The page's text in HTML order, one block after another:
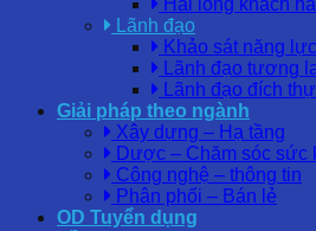
Hài lòng khách
Lãnh đạo
Khảo sát năng
Lãnh đạo tương
Lãnh đạo đích
Giải pháp theo ngành
Xây dựng – Hạ tầng
Dược – Chăm sóc sức
Công nghệ – thông tin
Phân phối – Bán lẻ
OD Tuyển dụng